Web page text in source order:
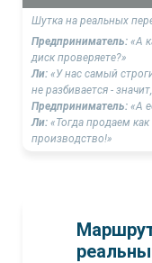
Шутка на реальных
Предприниматель: «А
диск проверяете?»
Ли: «У нас самый
не разбивается -
Предприниматель: «А
Ли: «Тогда продаем
производство!»